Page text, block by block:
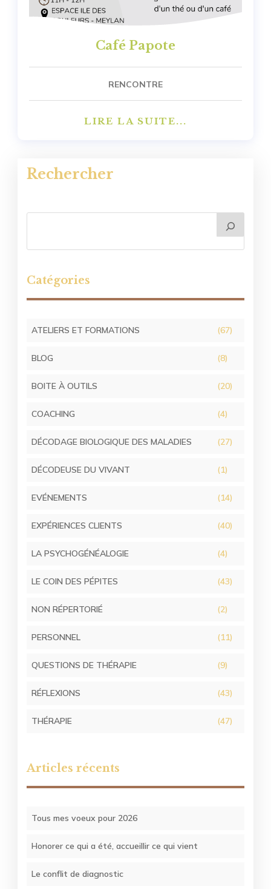
Café Papote
RENCONTRE
LIRE LA SUITE...
Rechercher
Catégories
ATELIERS ET FORMATIONS (67)
BLOG (8)
BOITE À OUTILS (20)
COACHING (4)
DÉCODAGE BIOLOGIQUE DES MALADIES (27)
DÉCODEUSE DU VIVANT (1)
EVÉNEMENTS (14)
EXPÉRIENCES CLIENTS (40)
LA PSYCHOGÉNÉALOGIE (4)
LE COIN DES PÉPITES (43)
NON RÉPERTORIÉ (2)
PERSONNEL (11)
QUESTIONS DE THÉRAPIE (9)
RÉFLEXIONS (43)
THÉRAPIE (47)
Articles récents
Tous mes voeux pour 2026
Honorer ce qui a été, accueillir ce qui vient
Le conflit de diagnostic